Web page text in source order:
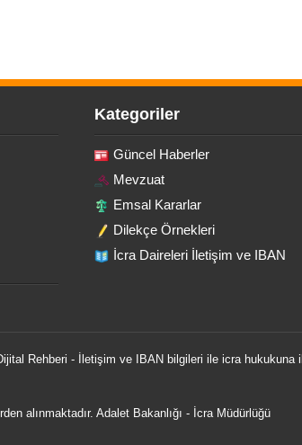
Kategoriler
Güncel Haberler
Mevzuat
Emsal Kararlar
Dilekçe Örnekleri
İcra Daireleri İletişim ve IBAN
Rehberi - İletişim ve IBAN bilgileri ile icra
alınmaktadır. Adalet Bakanlığı - İcra Müdürlüğü